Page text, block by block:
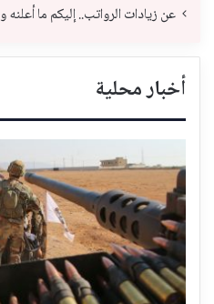
عن زيادات الرواتب.. إليكم ما أعلنه
أخبار محلية